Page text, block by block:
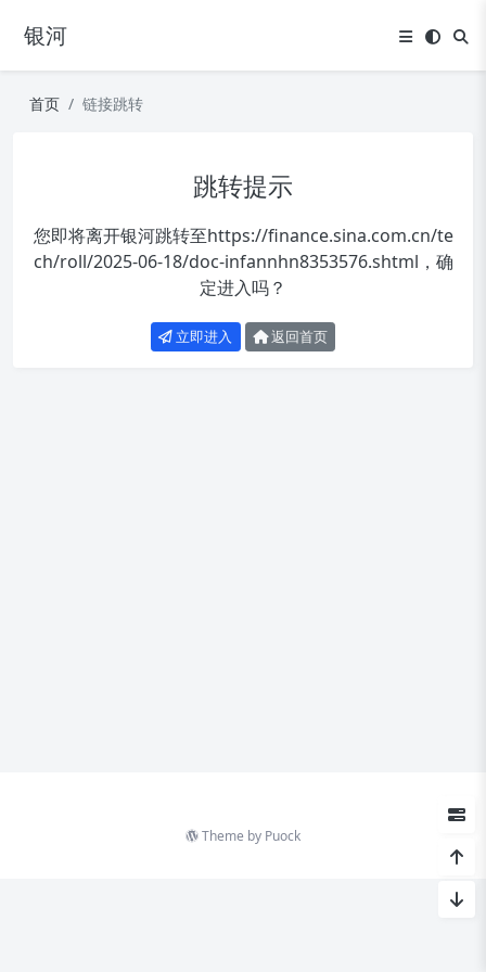
银河
首页 链接跳转
跳转提示
您即将离开银河跳转至https://finance.sina.com.cn/te
ch/roll/2025-06-18/doc-infannhn8353576.shtml ，确
定进入吗？
立即进入 返回首页
Theme by Puock